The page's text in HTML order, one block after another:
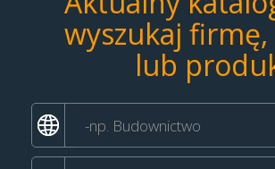
wyszukaj firmę,
lub